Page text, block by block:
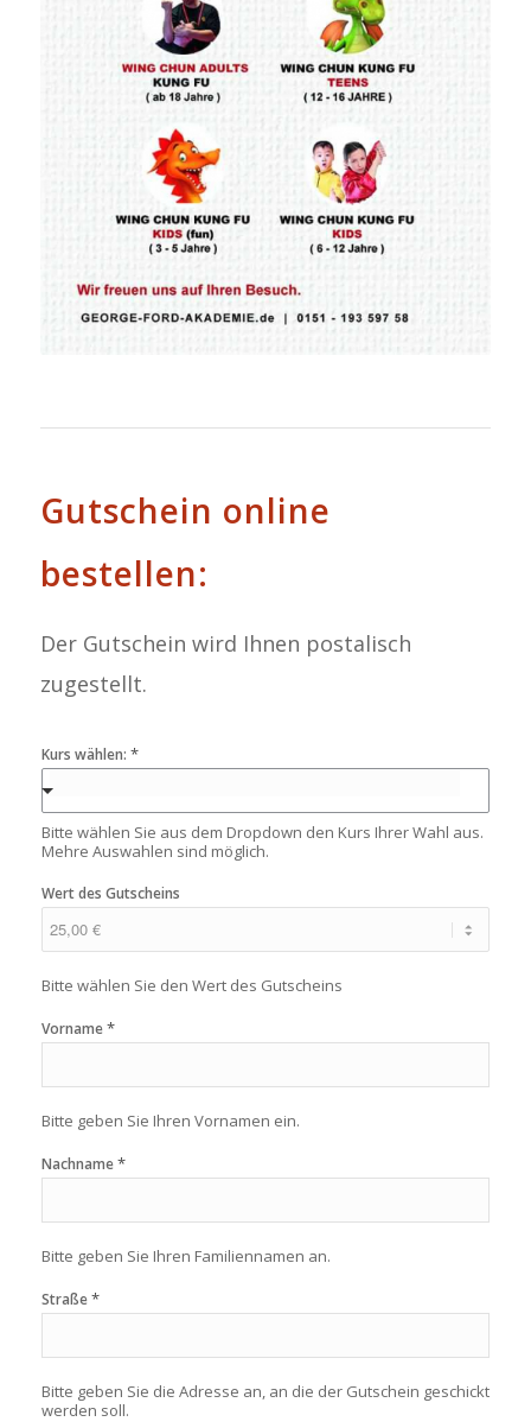
Gutschein online
bestellen:
Der Gutschein wird Ihnen postalisch
zugestellt.
Kurs wählen: *
Bitte wählen Sie aus dem Dropdown den Kurs Ihrer Wahl aus.
Mehre Auswahlen sind möglich.
Wert des Gutscheins
Bitte wählen Sie den Wert des Gutscheins
Vorname*
Bitte geben Sie Ihren Vornamen ein.
Nachname*
Bitte geben Sie Ihren Familiennamen an.
Straße*
Bitte geben Sie die Adresse an, an die der Gutschein geschickt
werden soll.